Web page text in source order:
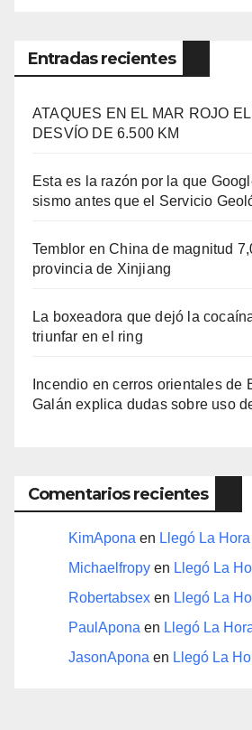
Entradas recientes
ATAQUES EN EL MAR ROJO
DESVÍO DE 6.500 KM
Esta es la razón por la que
sismo antes que el Servicio
Temblor en China de magnitud
provincia de Xinjiang
La boxeadora que dejó la
triunfar en el ring​
Incendio en cerros orientales de
Galán explica dudas sobre uso
Comentarios recientes
KimApona en Llegó La Hora
Michaelfropy en Llegó La
Robertabsex en Llegó La
PaulApona en Llegó La
JasonApona en Llegó La